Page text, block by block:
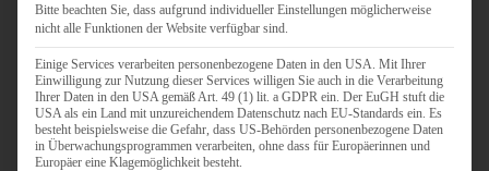
FLEISCH & FISCH
GRILLEN / BARBECUE
HERZHAFTES BACKEN
ONE-POT-GERICHTE
PASTA & NUDELGERICHTE
PIZZA, TARTES & QUICHES
REIS & RISOTTO
Bitte beachten Sie, dass aufgrund individueller Einstellungen möglicherweise
nicht alle Funktionen der Website verfügbar sind.
Einige Services verarbeiten personenbezogene Daten in den USA. Mit Ihrer
Einwilligung zur Nutzung dieser Services willigen Sie auch in die Verarbeitung
Ihrer Daten in den USA gemäß Art. 49 (1) lit. a GDPR ein. Der EuGH stuft die
USA als ein Land mit unzureichendem Datenschutz nach EU-Standards ein. Es
besteht beispielsweise die Gefahr, dass US-Behörden personenbezogene Daten
in Überwachungsprogrammen verarbeiten, ohne dass für Europäerinnen und
Europäer eine Klagemöglichkeit besteht.